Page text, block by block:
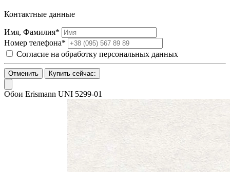
Контактные данные
Имя, Фамилия*
Номер телефона*
Согласие на обработку персональных данных
Отменить Купить сейчас:
Обои Erismann UNI 5299-01